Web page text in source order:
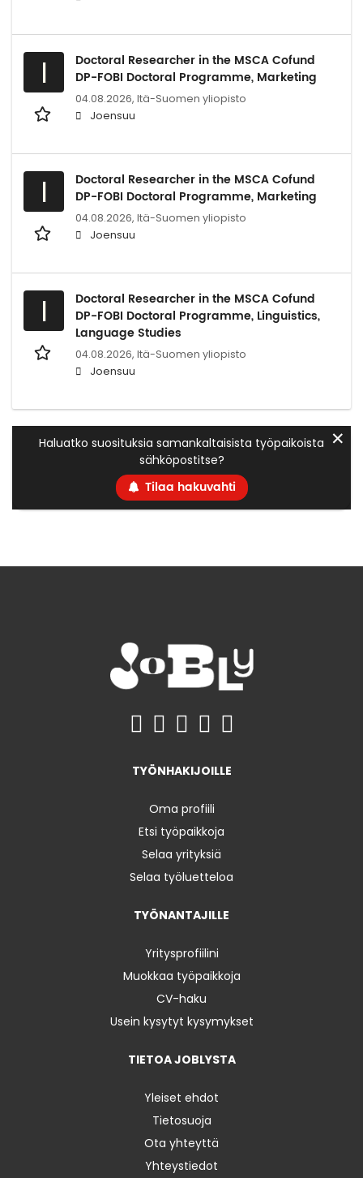
I
Doctoral Researcher in the MSCA Cofund
DP-FOBI Doctoral Programme, Marketing
04.08.2026, Itä-Suomen yliopisto
Joensuu
I
Doctoral Researcher in the MSCA Cofund
DP-FOBI Doctoral Programme, Marketing
04.08.2026, Itä-Suomen yliopisto
Joensuu
I
Doctoral Researcher in the MSCA Cofund
DP-FOBI Doctoral Programme, Linguistics,
Language Studies
04.08.2026, Itä-Suomen yliopisto
Joensuu
Haluatko suosituksia samankaltaisista työpaikoista
sähköpostitse?
Tilaa hakuvahti
✕
TYÖNHAKIJOILLE
Oma profiili
Etsi työpaikkoja
Selaa yrityksiä
Selaa työluetteloa
TYÖNANTAJILLE
Yritysprofiilini
Muokkaa työpaikkoja
CV-haku
Usein kysytyt kysymykset
TIETOA JOBLYSTA
Yleiset ehdot
Tietosuoja
Ota yhteyttä
Yhteystiedot